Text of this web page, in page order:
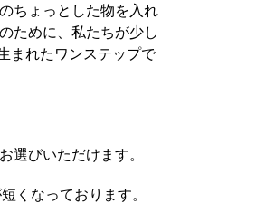
ちょっとした物を入れ
ために、私たちが少し
まれたワンステップで
選びいただけます。
くなっております。